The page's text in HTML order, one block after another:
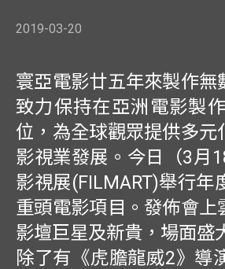
2019-03-20
寰亞電影廿五年來製作
致力保持在亞洲電影製
位，為全球觀眾提供多
影視業發展。今日（3月
影視展(FILMART)舉行
重頭電影項目。發佈會
影壇巨星及新貴，場面盛
除了有《虎膽龍威2》導